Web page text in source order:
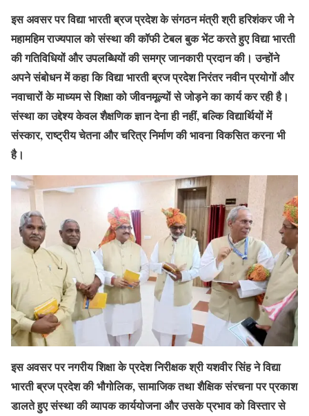
इस अवसर पर विद्या भारती ब्रज प्रदेश के संगठन मंत्री श्री हरिशंकर जी ने
महामहिम राज्यपाल को संस्था की कॉफी टेबल बुक भेंट करते हुए विद्या भारती
की गतिविधियों और उपलब्धियों की समग्र जानकारी प्रदान की। उन्होंने
अपने संबोधन में कहा कि विद्या भारती ब्रज प्रदेश निरंतर नवीन प्रयोगों और
नवाचारों के माध्यम से शिक्षा को जीवनमूल्यों से जोड़ने का कार्य कर रही है।
संस्था का उद्देश्य केवल शैक्षणिक ज्ञान देना ही नहीं, बल्कि विद्यार्थियों में
संस्कार, राष्ट्रीय चेतना और चरित्र निर्माण की भावना विकसित करना भी
है।
इस अवसर पर नगरीय शिक्षा के प्रदेश निरीक्षक श्री यशवीर सिंह ने विद्या
भारती ब्रज प्रदेश की भौगोलिक, सामाजिक तथा शैक्षिक संरचना पर प्रकाश
डालते हुए संस्था की व्यापक कार्ययोजना और उसके प्रभाव को विस्तार से